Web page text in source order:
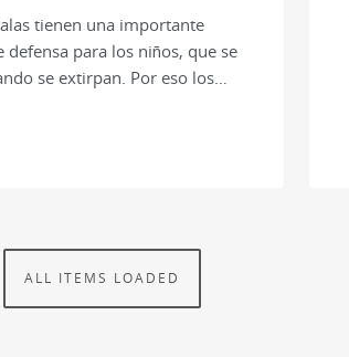
tienen una importante
defensa para los niños, que se
se extirpan. Por eso los…
ALL ITEMS LOADED